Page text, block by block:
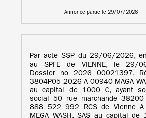
Annonce parue le 29/07/2026
Par acte SSP du 29/06/2026,
au SPFE de VIENNE, le 29/
Dossier no 2026 00021397,
3804P05 2026 A 00940 MAGA
au capital de 1000 €, ayant
social 50 rue marchande 38200
888 522 992 RCS de Vienne A